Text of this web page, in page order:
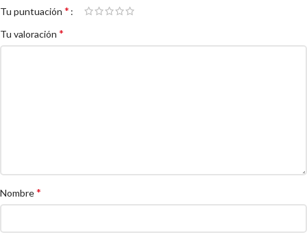
Tu puntuación *
Tu valoración *
Nombre*